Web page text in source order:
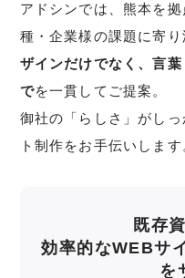
アドシンでは、熊本を
種・企業様の課題に寄
ザインだけでなく、言
でを一貫してご提案。
御社の「らしさ」がし
ト制作をお手伝いします
既存
効率的なWEBサ
を